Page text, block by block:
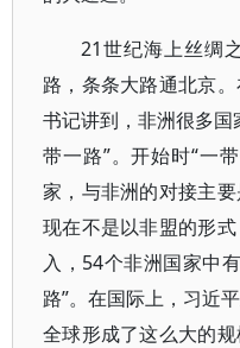
21世纪海上丝绸
路，条条大路通北京
书记讲到，非洲很多国
带一路”。开始时“一
家，与非洲的对接主
现在不是以非盟的形
入，54个非洲国家中
路”。在国际上，习近
全球形成了这么大的